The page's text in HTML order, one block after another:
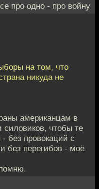
про одно - про войну
на том, что
никуда не
американцам в
силовиков, чтобы те
без провокаций с
без перегибов - моё